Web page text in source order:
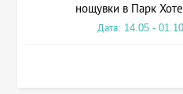
нощувки в Парк
Дата: 14.05 -